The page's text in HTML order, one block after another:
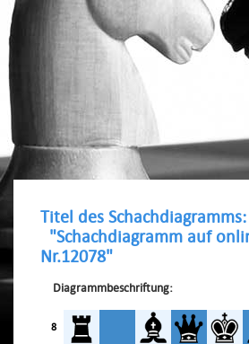
Titel des Schachdiagramms:
"Schachdiagramm auf
Nr.12078"
Diagrammbeschriftung:
8